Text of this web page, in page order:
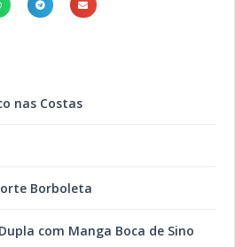
nas Costas
Borboleta
com Manga Boca de Sino